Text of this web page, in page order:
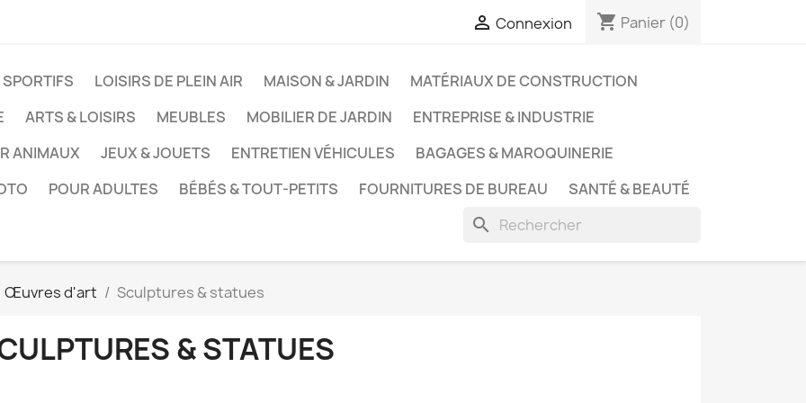
 Connexion shopping_cart Panier (0)
LOISIRS DE PLEIN AIR MAISON & JARDIN
MATÉRIAUX DE CONSTRUCTION
ARTS & LOISIRS MEUBLES MOBILIER DE JARDIN
ENTREPRISE & INDUSTRIE
ANIMAUX
JEUX & JOUETS ENTRETIEN VÉHICULES
BAGAGES & MAROQUINERIE
POUR ADULTES BÉBÉS & TOUT-PETITS FOURNITURES DE BUREAU SANTÉ & BEAUTÉ
search
Œuvres d'art Sculptures & statues
& STATUES